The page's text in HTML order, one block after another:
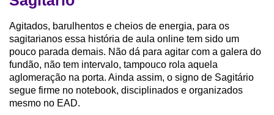
Agitados, barulhentos e cheios de energia, para os
sagitarianos essa história de aula online tem sido um
pouco parada demais. Não dá para agitar com a galera do
fundão, não tem intervalo, tampouco rola aquela
aglomeração na porta. Ainda assim, o signo de Sagitário
segue firme no notebook, disciplinados e organizados
mesmo no EAD.